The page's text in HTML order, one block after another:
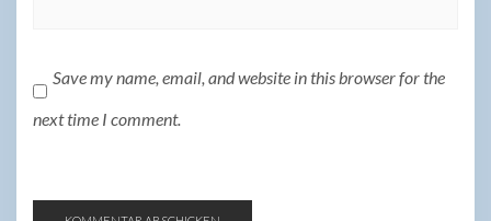
Save my name, email, and website in this browser for the
next time I comment.